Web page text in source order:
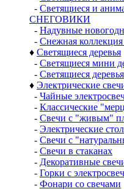
- Светящиеся и
СНЕГОВИКИ
- Надувные
- Снежная коллекция
♦ Светящиеся деревья
- Светящиеся мини
- Светящиеся
♦ Электрические
- Чайные
- Классические
- Свечи с "живым"
- Электрические
- Свечи с
- Свечи в стаканах
- Декоративные
- Горки с
- Фонари со свечами